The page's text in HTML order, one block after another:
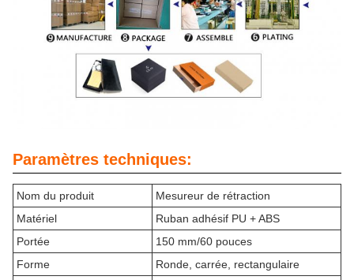
Paramètres techniques:
Nom du produit
Mesureur de rétraction
Matériel
Ruban adhésif PU + ABS
Portée
150 mm/60 pouces
Forme
Ronde, carrée, rectangulaire